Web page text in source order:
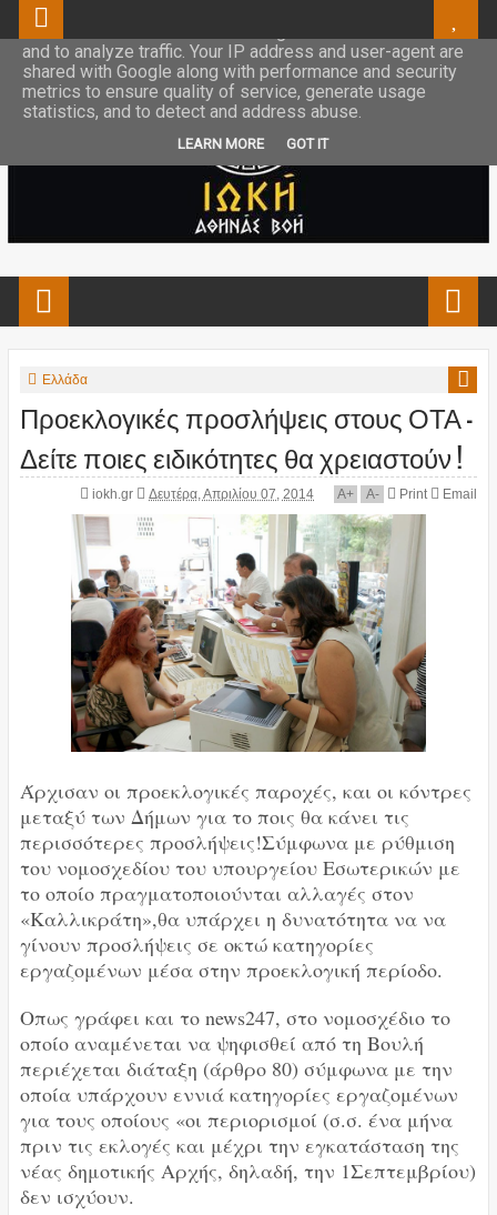
Ελλάδα
Προεκλογικές προσλήψεις στους ΟΤΑ –
Δείτε ποιες ειδικότητες θα χρειαστούν !
iokh.gr Δευτέρα, Απριλίου 07, 2014 A+ A- Print Email
Άρχισαν οι προεκλογικές παροχές, και οι κόντρες
μεταξύ των Δήμων για το ποις θα κάνει τις
περισσότερες προσλήψεις!Σύμφωνα με ρύθμιση
του νομοσχεδίου του υπουργείου Εσωτερικών με
το οποίο πραγματοποιούνται αλλαγές στον
«Καλλικράτη»,θα υπάρχει η δυνατότητα να να
γίνουν προσλήψεις σε οκτώ κατηγορίες
εργαζομένων μέσα στην προεκλογική περίοδο.
Οπως γράφει και το news247, στο νομοσχέδιο το
οποίο αναμένεται να ψηφισθεί από τη Βουλή
περιέχεται διάταξη (άρθρο 80) σύμφωνα με την
οποία υπάρχουν εννιά κατηγορίες εργαζομένων
για τους οποίους «οι περιορισμοί (σ.σ. ένα μήνα
πριν τις εκλογές και μέχρι την εγκατάσταση της
νέας δημοτικής Αρχής, δηλαδή, την 1Σεπτεμβρίου)
δεν ισχύουν.
This site uses cookies from Google to deliver its services
and to analyze traffic. Your IP address and user-agent are
shared with Google along with performance and security
metrics to ensure quality of service, generate usage
statistics, and to detect and address abuse.
LEARN MORE GOT IT